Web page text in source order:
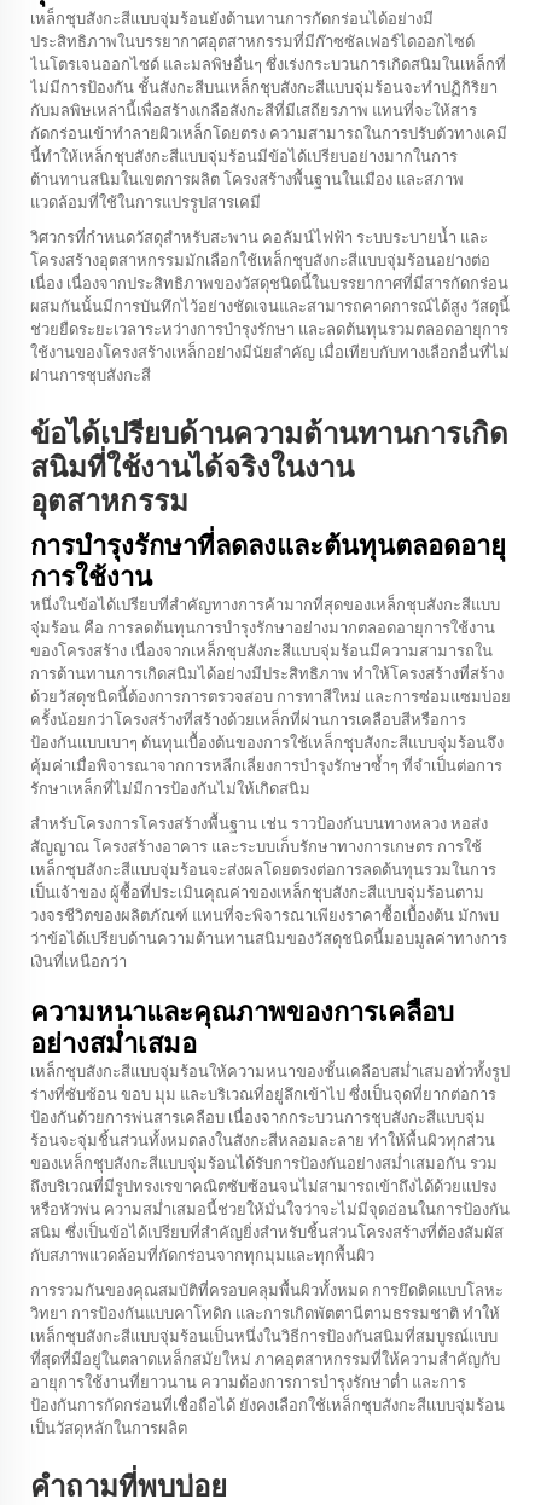
เหล็กชุบสังกะสีแบบจุ่มร้อนยังต้านทานการกัดกร่อนได้อย่างมี
ประสิทธิภาพในบรรยากาศอุตสาหกรรมที่มีก๊าซซัลเฟอร์ไดออกไซด์
ไนโตรเจนออกไซด์ และมลพิษอื่นๆ ซึ่งเร่งกระบวนการเกิดสนิมในเหล็กที่
ไม่มีการป้องกัน ชั้นสังกะสีบนเหล็กชุบสังกะสีแบบจุ่มร้อนจะทำปฏิกิริยา
กับมลพิษเหล่านี้เพื่อสร้างเกลือสังกะสีที่มีเสถียรภาพ แทนที่จะให้สาร
กัดกร่อนเข้าทำลายผิวเหล็กโดยตรง ความสามารถในการปรับตัวทางเคมี
นี้ทำให้เหล็กชุบสังกะสีแบบจุ่มร้อนมีข้อได้เปรียบอย่างมากในการ
ต้านทานสนิมในเขตการผลิต โครงสร้างพื้นฐานในเมือง และสภาพ
แวดล้อมที่ใช้ในการแปรรูปสารเคมี
วิศวกรที่กำหนดวัสดุสำหรับสะพาน คอลัมน์ไฟฟ้า ระบบระบายน้ำ และ
โครงสร้างอุตสาหกรรมมักเลือกใช้เหล็กชุบสังกะสีแบบจุ่มร้อนอย่างต่อ
เนื่อง เนื่องจากประสิทธิภาพของวัสดุชนิดนี้ในบรรยากาศที่มีสารกัดกร่อน
ผสมกันนั้นมีการบันทึกไว้อย่างชัดเจนและสามารถคาดการณ์ได้สูง วัสดุนี้
ช่วยยืดระยะเวลาระหว่างการบำรุงรักษา และลดต้นทุนรวมตลอดอายุการ
ใช้งานของโครงสร้างเหล็กอย่างมีนัยสำคัญ เมื่อเทียบกับทางเลือกอื่นที่ไม่
ผ่านการชุบสังกะสี
ข้อได้เปรียบด้านความต้านทานการเกิด
สนิมที่ใช้งานได้จริงในงาน
อุตสาหกรรม
การบำรุงรักษาที่ลดลงและต้นทุนตลอดอายุ
การใช้งาน
หนึ่งในข้อได้เปรียบที่สำคัญทางการค้ามากที่สุดของเหล็กชุบสังกะสีแบบ
จุ่มร้อน คือ การลดต้นทุนการบำรุงรักษาอย่างมากตลอดอายุการใช้งาน
ของโครงสร้าง เนื่องจากเหล็กชุบสังกะสีแบบจุ่มร้อนมีความสามารถใน
การต้านทานการเกิดสนิมได้อย่างมีประสิทธิภาพ ทำให้โครงสร้างที่สร้าง
ด้วยวัสดุชนิดนี้ต้องการการตรวจสอบ การทาสีใหม่ และการซ่อมแซมบ่อย
ครั้งน้อยกว่าโครงสร้างที่สร้างด้วยเหล็กที่ผ่านการเคลือบสีหรือการ
ป้องกันแบบเบาๆ ต้นทุนเบื้องต้นของการใช้เหล็กชุบสังกะสีแบบจุ่มร้อนจึง
คุ้มค่าเมื่อพิจารณาจากการหลีกเลี่ยงการบำรุงรักษาซ้ำๆ ที่จำเป็นต่อการ
รักษาเหล็กที่ไม่มีการป้องกันไม่ให้เกิดสนิม
สำหรับโครงการโครงสร้างพื้นฐาน เช่น ราวป้องกันบนทางหลวง หอส่ง
สัญญาณ โครงสร้างอาคาร และระบบเก็บรักษาทางการเกษตร การใช้
เหล็กชุบสังกะสีแบบจุ่มร้อนจะส่งผลโดยตรงต่อการลดต้นทุนรวมในการ
เป็นเจ้าของ ผู้ซื้อที่ประเมินคุณค่าของเหล็กชุบสังกะสีแบบจุ่มร้อนตาม
วงจรชีวิตของผลิตภัณฑ์ แทนที่จะพิจารณาเพียงราคาซื้อเบื้องต้น มักพบ
ว่าข้อได้เปรียบด้านความต้านทานสนิมของวัสดุชนิดนี้มอบมูลค่าทางการ
เงินที่เหนือกว่า
ความหนาและคุณภาพของการเคลือบ
อย่างสม่ำเสมอ
เหล็กชุบสังกะสีแบบจุ่มร้อนให้ความหนาของชั้นเคลือบสม่ำเสมอทั่วทั้งรูป
ร่างที่ซับซ้อน ขอบ มุม และบริเวณที่อยู่ลึกเข้าไป ซึ่งเป็นจุดที่ยากต่อการ
ป้องกันด้วยการพ่นสารเคลือบ เนื่องจากกระบวนการชุบสังกะสีแบบจุ่ม
ร้อนจะจุ่มชิ้นส่วนทั้งหมดลงในสังกะสีหลอมละลาย ทำให้พื้นผิวทุกส่วน
ของเหล็กชุบสังกะสีแบบจุ่มร้อนได้รับการป้องกันอย่างสม่ำเสมอกัน รวม
ถึงบริเวณที่มีรูปทรงเรขาคณิตซับซ้อนจนไม่สามารถเข้าถึงได้ด้วยแปรง
หรือหัวพ่น ความสม่ำเสมอนี้ช่วยให้มั่นใจว่าจะไม่มีจุดอ่อนในการป้องกัน
สนิม ซึ่งเป็นข้อได้เปรียบที่สำคัญยิ่งสำหรับชิ้นส่วนโครงสร้างที่ต้องสัมผัส
กับสภาพแวดล้อมที่กัดกร่อนจากทุกมุมและทุกพื้นผิว
การรวมกันของคุณสมบัติที่ครอบคลุมพื้นผิวทั้งหมด การยึดติดแบบโลหะ
วิทยา การป้องกันแบบคาโทดิก และการเกิดพัตตานีตามธรรมชาติ ทำให้
เหล็กชุบสังกะสีแบบจุ่มร้อนเป็นหนึ่งในวิธีการป้องกันสนิมที่สมบูรณ์แบบ
ที่สุดที่มีอยู่ในตลาดเหล็กสมัยใหม่ ภาคอุตสาหกรรมที่ให้ความสำคัญกับ
อายุการใช้งานที่ยาวนาน ความต้องการการบำรุงรักษาต่ำ และการ
ป้องกันการกัดกร่อนที่เชื่อถือได้ ยังคงเลือกใช้เหล็กชุบสังกะสีแบบจุ่มร้อน
เป็นวัสดุหลักในการผลิต
คำถามที่พบบ่อย